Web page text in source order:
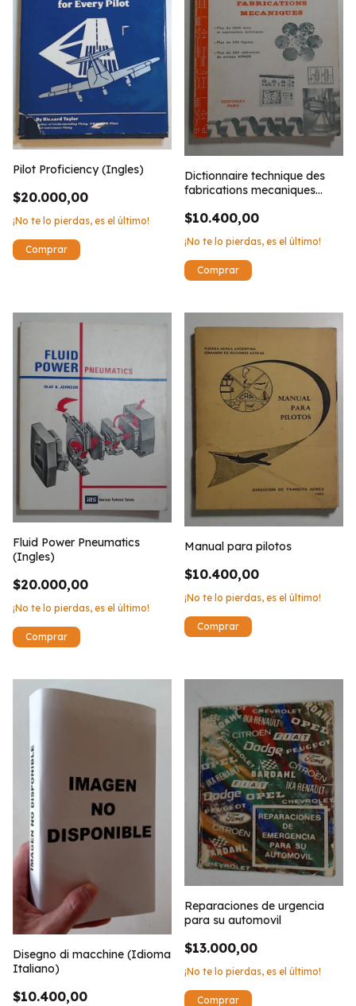
Pilot Proficiency (Ingles)
$20.000,00
¡No te lo pierdas, es el último!
Dictionnaire technique des
fabrications mecaniques
$10.400,00
¡No te lo pierdas, es el último!
Fluid Power Pneumatics
(Ingles)
$20.000,00
¡No te lo pierdas, es el último!
Manual para pilotos
$10.400,00
¡No te lo pierdas, es el último!
Disegno di macchine (Idioma
Italiano)
$10.400,00
Reparaciones de urgencia
para su automovil
$13.000,00
¡No te lo pierdas, es el último!